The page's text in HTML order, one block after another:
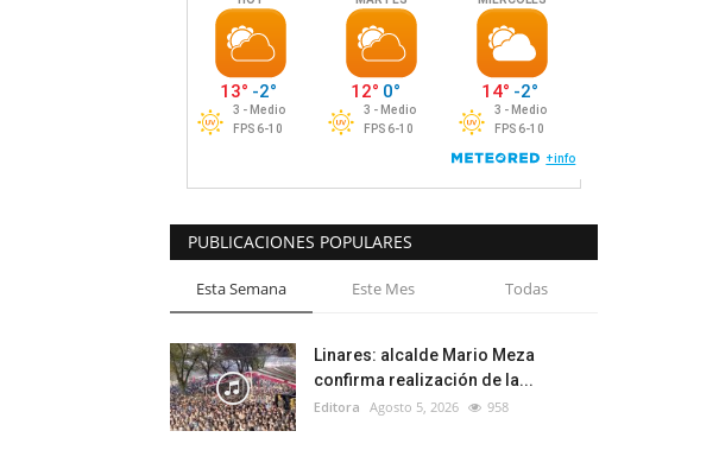
PUBLICACIONES POPULARES
Esta Semana Este Mes Todas
Linares: alcalde Mario Meza
confirma realización de la...
Editora Agosto 5, 2026 958